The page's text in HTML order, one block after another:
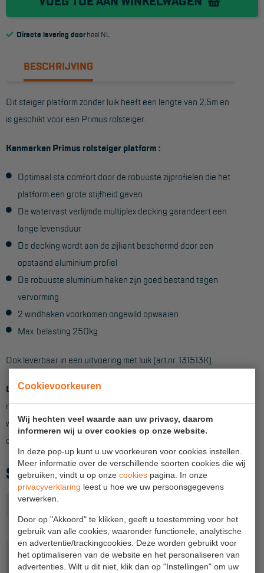
Cookievoorkeuren
Wij hechten veel waarde aan uw privacy, daarom
informeren wij u over cookies op onze website.
In deze pop-up kunt u uw voorkeuren voor cookies instellen.
Meer informatie over de verschillende soorten cookies die wij
gebruiken, vindt u op onze cookies pagina. In onze
privacyverklaring leest u hoe we uw persoonsgegevens
verwerken.
Door op "Akkoord" te klikken, geeft u toestemming voor het
gebruik van alle cookies, waaronder functionele, analytische
en advertentie/trackingcookies. Deze worden gebruikt voor
het optimaliseren van de website en het personaliseren van
advertenties. Wilt u dit niet, klik dan op "Instellingen" om uw
Reddingsmiddelen
CombiDeals
MAATWERK
VERHUUR
Steigers
Rolsteigers
Schilderstellingen
Gevelsteigers
Steiger overkapping
Hangbruginstallaties
Schilderwerkzaamheden
Gevelrenovatie
Industrieel onderhoud
Telescoop hoogwerkers
Knikarmhoogwerkers
Spinhoogwerkers
Schaarhoogwerkers
Masthoogwerkers
Autohoogwerkers
Project toepassingen
Laagbouw
Directe levering doorheel NL
BESCHRIJVING
Dit steiger platform zonder luik heeft een lengte van 2,5m en
is geschikt voor een Primus rolsteiger.
Kenmerken Primus rolsteiger platform :
Optimaal sta comfort door de robuuste zijprofielen die het
platform een grote stijfheid geven
De watervast verlijmde multiplex decking garandeert een
lange levensduur
De decking wordt aan de zijkant beschermd door een
opstaand aluminium profiel
De robuuste aluminium haken zijn goed bestand tegen
vervorming
2 windhaken voorkomen ongewild opwaaien
Max. belasting 250kg
Ook leverbaar in een uitvoering met luik (art.nr. 131513K).
Let op!Dit onderdeel is uitsluitend te gebruiken in combinatie
met andere Primus rolsteigeronderdelen. De maatvoering
wijkt af van standaard Sky-Line en Pro-Line rolsteiger
onderdelen.
SPECIFICATIES
Uitvoering
Soort platform Houten platform
Platformlengte
(m)
2,50